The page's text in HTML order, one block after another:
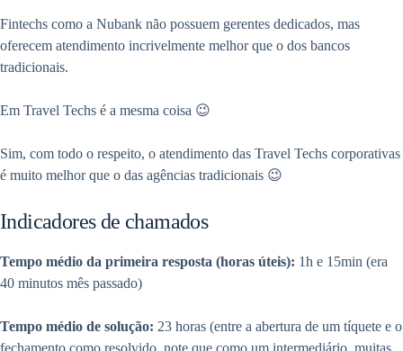
Fintechs como a Nubank não possuem gerentes dedicados, mas
oferecem atendimento incrivelmente melhor que o dos bancos
tradicionais.
Em Travel Techs é a mesma coisa 😉
Sim, com todo o respeito, o atendimento das Travel Techs corporativas
é muito melhor que o das agências tradicionais 😉
Indicadores de chamados
Tempo médio da primeira resposta (horas úteis): 1h e 15min (era
40 minutos mês passado)
Tempo médio de solução: 23 horas (entre a abertura de um tíquete e o